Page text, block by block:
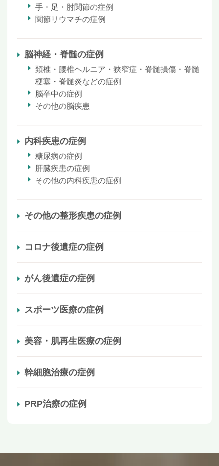
手・足・肘関節の症例
関節リウマチの症例
脳神経・脊髄の症例
頚椎・腰椎ヘルニア・狭窄症・脊髄損傷・脊髄
梗塞・脊髄炎などの症例
脳卒中の症例
その他の脳疾患
内科疾患の症例
糖尿病の症例
肝臓疾患の症例
その他の内科疾患の症例
その他の整形疾患の症例
コロナ後遺症の症例
がん後遺症の症例
スポーツ医療の症例
美容・肌再生医療の症例
幹細胞治療の症例
PRP治療の症例